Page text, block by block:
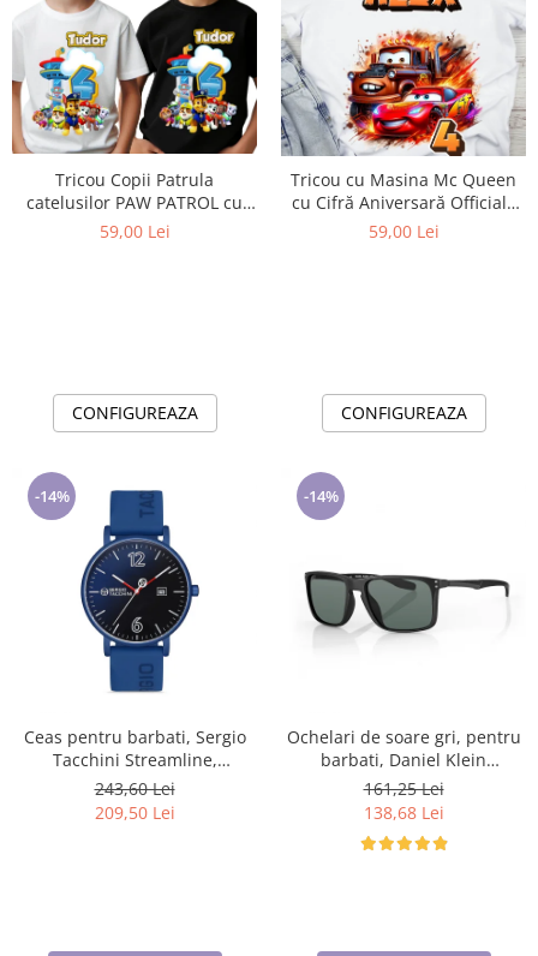
Tricou Copii Patrula
catelusilor PAW PATROL cu
Cifră Aniversară | Cadou
59,00 Lei
CONFIGUREAZA
Tricou cu Masina Mc Queen
cu Cifră Aniversară Official|
Cadou Personalizat e-CADOU
59,00 Lei
CONFIGUREAZA
-14%
Ceas pentru barbati, Sergio
Tacchini Streamline,
ST.1.10116.2
243,60 Lei
209,50 Lei
-14%
Ochelari de soare gri, pentru
barbati, Daniel Klein
Sunglasses, DK3250-2
161,25 Lei
138,68 Lei